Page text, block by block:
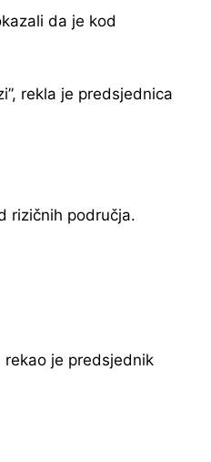
da je kod
rekla je predsjednica
rizičnih područja.
je predsjednik